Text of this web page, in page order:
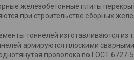
железобетонные плиты
при строительстве сборных
тоннелей изготавливаются из
армируются плоскими
проволока по ГОСТ 6727-